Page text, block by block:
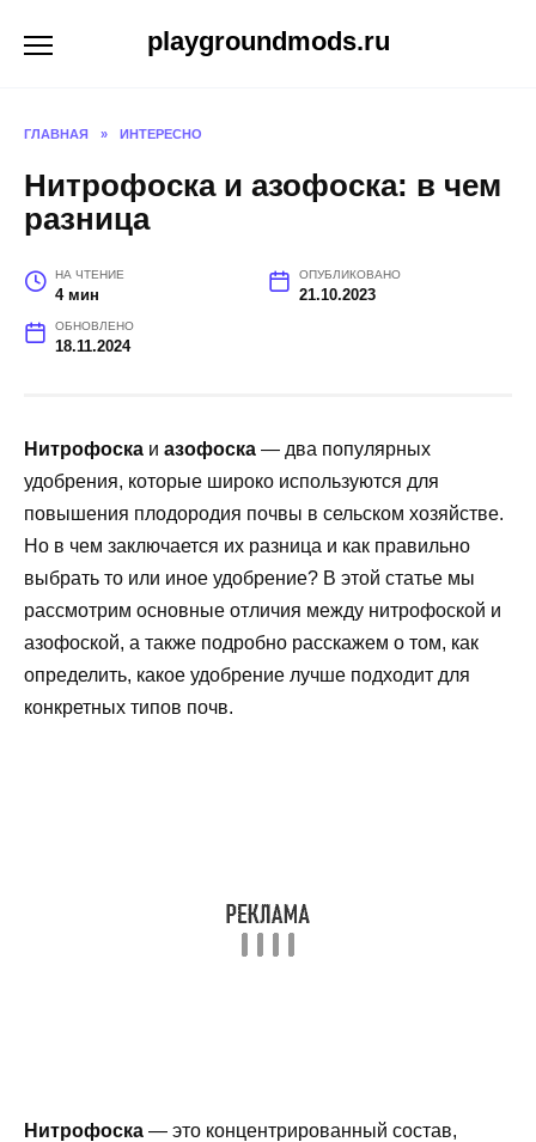
playgroundmods.ru
ГЛАВНАЯ » ИНТЕРЕСНО
Нитрофоска и азофоска: в чем
разница
НА ЧТЕНИЕ
4 мин
ОПУБЛИКОВАНО
21.10.2023
ОБНОВЛЕНО
18.11.2024
Нитрофоска и азофоска — два популярных
удобрения, которые широко используются для
повышения плодородия почвы в сельском хозяйстве.
Но в чем заключается их разница и как правильно
выбрать то или иное удобрение? В этой статье мы
рассмотрим основные отличия между нитрофоской и
азофоской, а также подробно расскажем о том, как
определить, какое удобрение лучше подходит для
конкретных типов почв.
Нитрофоска — это концентрированный состав,